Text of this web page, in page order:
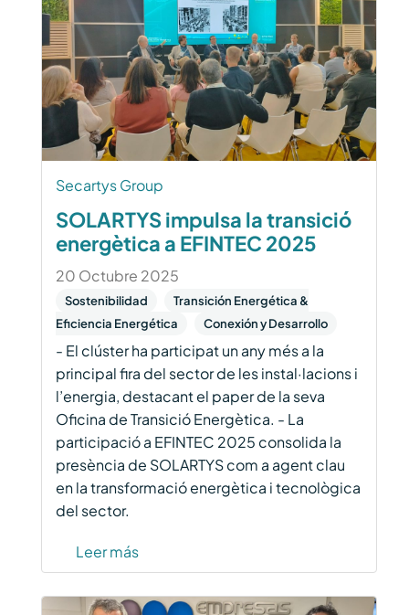
Secartys Group
SOLARTYS impulsa la transició
energètica a EFINTEC 2025
20 Octubre 2025
Sostenibilidad
Transición Energética &
Eficiencia Energética
Conexión y Desarrollo
- El clúster ha participat un any més a la
principal fira del sector de les instal·lacions i
l’energia, destacant el paper de la seva
Oficina de Transició Energètica. - La
participació a EFINTEC 2025 consolida la
presència de SOLARTYS com a agent clau
en la transformació energètica i tecnològica
del sector.
Leer más